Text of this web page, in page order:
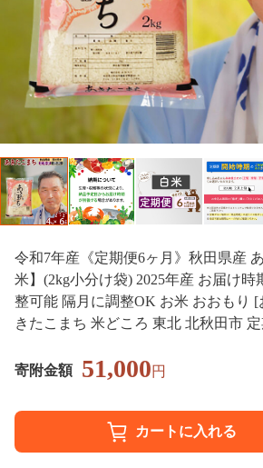
令和7年産《定期便6ヶ月》秋田県産
米】(2kg小分け袋) 2025年産 お届け時
整可能 隔月に調整OK お米 おおもり [
きたこまち 米どころ 東北 北秋田市
寄附金額 51,000円